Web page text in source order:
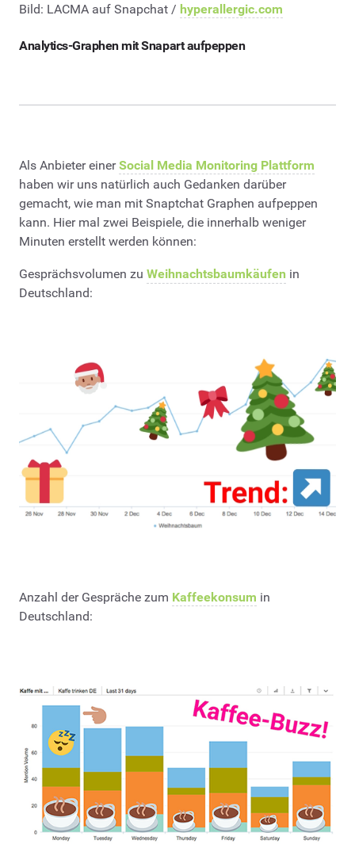
Bild: LACMA auf Snapchat / hyperallergic.com
Analytics-Graphen mit Snapart aufpeppen
Als Anbieter einerSocial Media Monitoring Plattform
haben wir uns natürlich auch Gedanken darüber
gemacht, wie man mit Snaptchat Graphen aufpeppen
kann. Hier mal zwei Beispiele, die innerhalb weniger
Minuten erstellt werden können:
Gesprächsvolumen zu Weihnachtsbaumkäufen in
Deutschland:
Anzahl der Gespräche zum Kaffeekonsum in
Deutschland: